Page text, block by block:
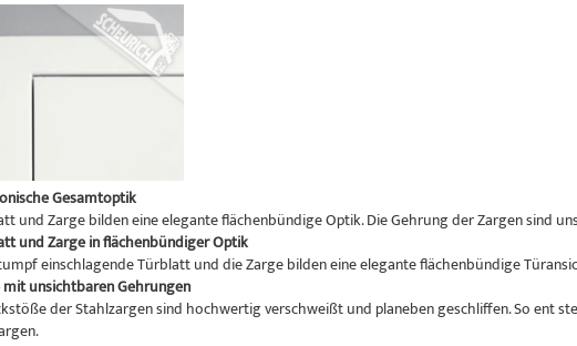
Gesamtoptik
und Zarge bilden eine elegante flächenbündige Optik. Die Gehrung der Zargen sind
und Zarge in flächenbündiger Optik
einschlagende Türblatt und die Zarge bilden eine elegante flächenbündige
unsichtbaren Gehrungen
der Stahlzargen sind hochwertig verschweißt und planeben geschliffen. So ent